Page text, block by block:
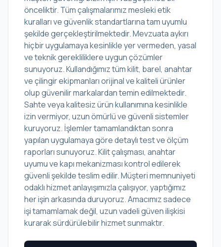
önceliktir. Tüm çalışmalarımız mesleki etik
kuralları ve güvenlik standartlarına tam uyumlu
şekilde gerçekleştirilmektedir. Mevzuata aykırı
hiçbir uygulamaya kesinlikle yer vermeden, yasal
ve teknik gerekliliklere uygun çözümler
sunuyoruz. Kullandığımız tüm kilit, barel, anahtar
ve çilingir ekipmanları orijinal ve kaliteli ürünler
olup güvenilir markalardan temin edilmektedir.
Sahte veya kalitesiz ürün kullanımına kesinlikle
izin vermiyor, uzun ömürlü ve güvenli sistemler
kuruyoruz. İşlemler tamamlandıktan sonra
yapılan uygulamaya göre detaylı test ve ölçüm
raporları sunuyoruz. Kilit çalışması, anahtar
uyumu ve kapı mekanizması kontrol edilerek
güvenli şekilde teslim edilir. Müşteri memnuniyeti
odaklı hizmet anlayışımızla çalışıyor, yaptığımız
her işin arkasında duruyoruz. Amacımız sadece
işi tamamlamak değil, uzun vadeli güven ilişkisi
kurarak sürdürülebilir hizmet sunmaktır.